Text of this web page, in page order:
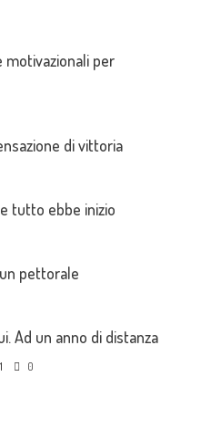
motivazionali per
di vittoria
tutto ebbe inizio
pettorale
Ad un anno di distanza
0